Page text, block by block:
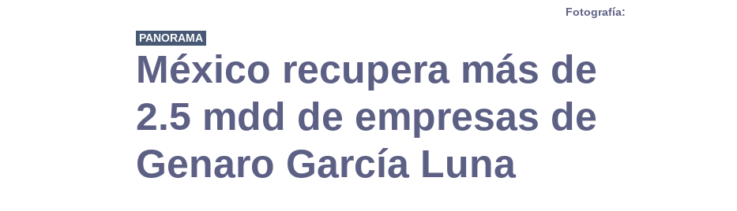
Fotografía:
PANORAMA
México recupera más de
2.5 mdd de empresas de
Genaro García Luna